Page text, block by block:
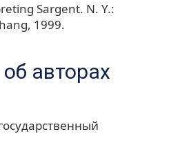
Sargent. N. Y.:
1999.
авторах